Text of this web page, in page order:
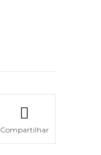
Compartilhar